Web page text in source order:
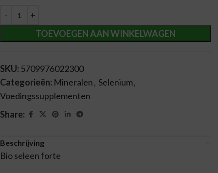
TOEVOEGEN AAN WINKELWAGEN
Alternative:
SKU: 5709976022300
Categorieën: Mineralen, Selenium,
Voedingssupplementen
Share:
Beschrijving
Bio seleen forte